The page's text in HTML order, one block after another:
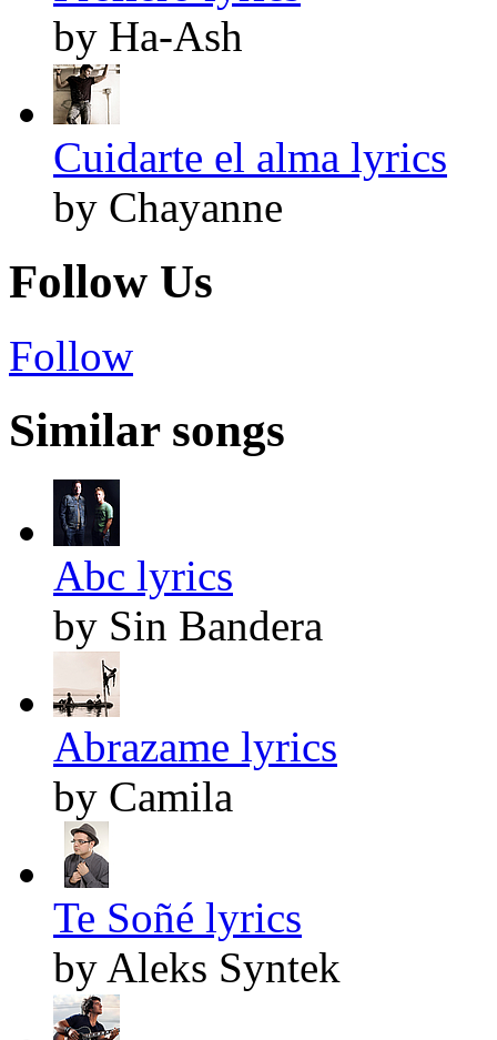
by Ha-Ash
Cuidarte el alma lyrics
by Chayanne
Follow Us
Follow
Similar songs
Abc lyrics
by Sin Bandera
Abrazame lyrics
by Camila
Te Soñé lyrics
by Aleks Syntek